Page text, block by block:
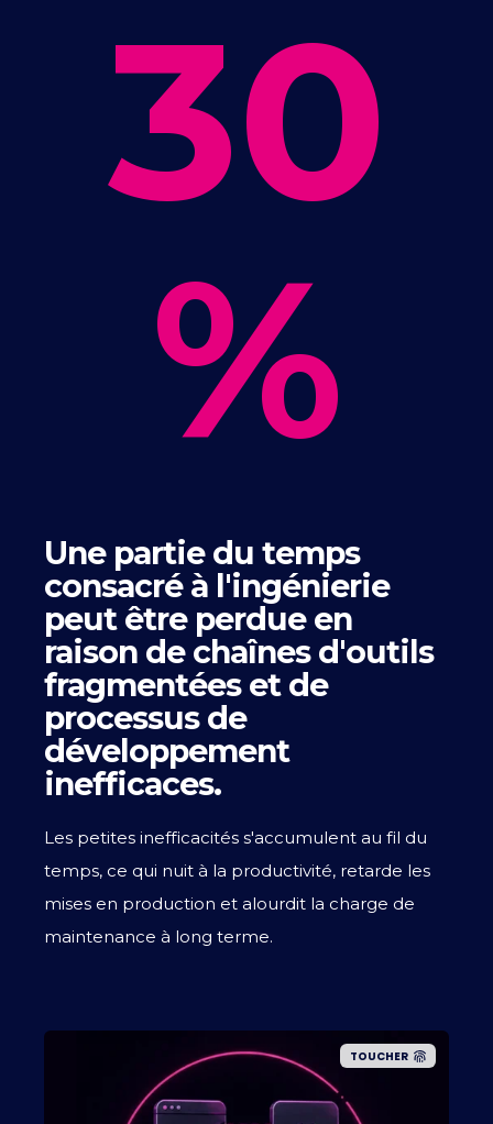
30
%
Une partie du temps
consacré à l'ingénierie
peut être perdue en
raison de chaînes d'outils
fragmentées et de
processus de
développement
inefficaces.
Les petites inefficacités s'accumulent au fil du
temps, ce qui nuit à la productivité, retarde les
mises en production et alourdit la charge de
maintenance à long terme.
TOUCHER